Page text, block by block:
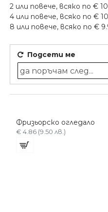
2 или повече, всяко по €
4 или повече, всяко по €
8 или повече, всяко по €
Подсети ме
Фризьорско огледало
€ 4.86 (9.50 лв.)